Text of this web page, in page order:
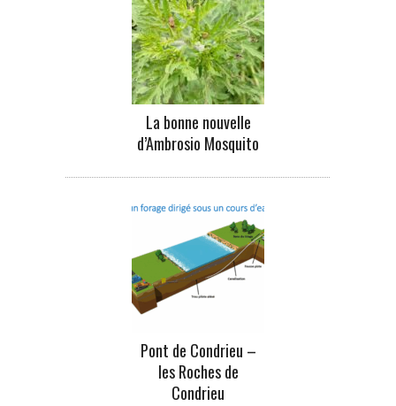
La bonne nouvelle
d’Ambrosio Mosquito
Pont de Condrieu –
les Roches de
Condrieu